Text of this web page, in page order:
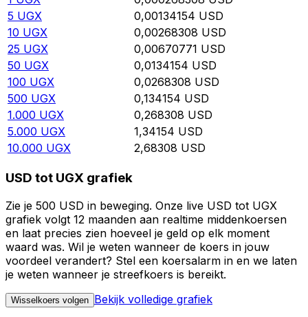
5 UGX 0,00134154 USD
10 UGX 0,00268308 USD
25 UGX 0,00670771 USD
50 UGX 0,0134154 USD
100 UGX 0,0268308 USD
500 UGX 0,134154 USD
1.000 UGX 0,268308 USD
5.000 UGX 1,34154 USD
10.000 UGX 2,68308 USD
USD tot UGX grafiek
Zie je 500 USD in beweging. Onze live USD tot UGX
grafiek volgt 12 maanden aan realtime middenkoersen
en laat precies zien hoeveel je geld op elk moment
waard was. Wil je weten wanneer de koers in jouw
voordeel verandert? Stel een koersalarm in en we laten
je weten wanneer je streefkoers is bereikt.
Wisselkoers volgen Bekijk volledige grafiek